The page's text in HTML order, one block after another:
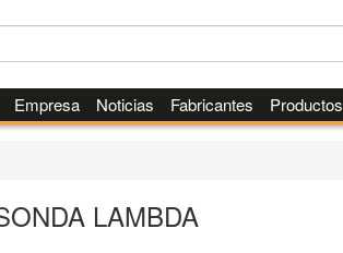
Empresa Noticias Fabricantes Productos
LAMBDA